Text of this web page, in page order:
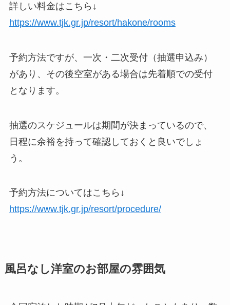
詳しい料金はこちら↓
https://www.tjk.gr.jp/resort/hakone/rooms
予約方法ですが、 一次・二次受付（抽選申込み）
があり、その後空室がある場合は先着順での受付
となります。
抽選のスケジュールは期間が決まっているので、
日程に余裕を持って確認しておくと良いでしょ
う。
予約方法についてはこちら↓
https://www.tjk.gr.jp/resort/procedure/
風呂なし洋室のお部屋の雰囲気